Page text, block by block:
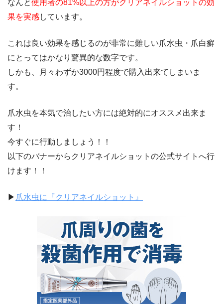
なんと使用者の81%以上の方がクリアネイルショットの効
果を実感しています。
これは良い効果を感じるのが非常に難しい爪水虫・爪白癬
にとってはかなり驚異的な数字です。
しかも、月々わずか3000円程度で購入出来てしまいま
す。
爪水虫を本気で治したい方には絶対的にオススメ出来ま
す！
今すぐに行動しましょう！！
以下のバナーからクリアネイルショットの公式サイトへ行
けます！！
▶︎ 爪水虫に『クリアネイルショット』